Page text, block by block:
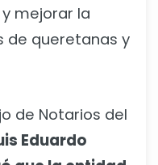
mejorar la
de queretanas y
de Notarios del
Eduardo